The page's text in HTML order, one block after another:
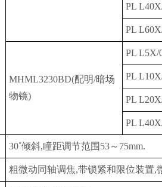
PL
PL
MHML3230BD(配明/暗场
物镜)
PL L5X/
PL
PL
PL
30˚倾斜,瞳距调节范围53～75mm.
粗微动同轴调焦,带锁紧和限位装置,